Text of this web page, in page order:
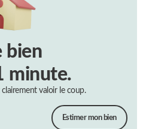
bien
minute.
valoir le coup.
Estimer mon bien